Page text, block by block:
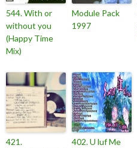
544. With or
without you
(Happy Time
Mix)
Module Pack
1997
421.
402. U luf Me